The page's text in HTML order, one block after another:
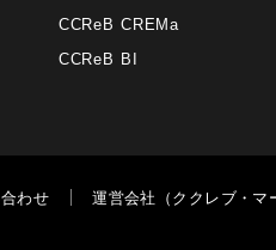
CCReB CREMa
CCReB BI
わせ 運営会社（ククレブ・マ